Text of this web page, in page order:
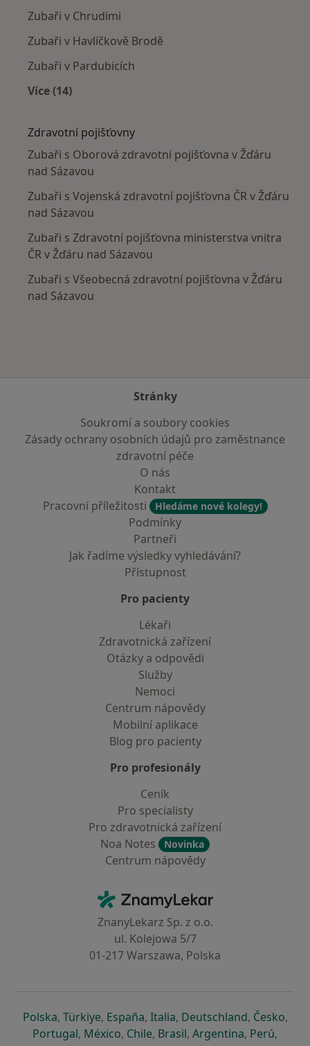
Zubaři v Chrudimi
Zubaři v Havlíčkově Brodě
Zubaři v Pardubicích
Více (14)
Zdravotní pojišťovny
Zubaři s Oborová zdravotní pojišťovna v Žďáru
nad Sázavou
Zubaři s Vojenská zdravotní pojišťovna ČR v Žďáru
nad Sázavou
Zubaři s Zdravotní pojišťovna ministerstva vnitra
ČR v Žďáru nad Sázavou
Zubaři s Všeobecná zdravotní pojišťovna v Žďáru
nad Sázavou
Stránky
Soukromí a soubory cookies
Zásady ochrany osobních údajů pro zaměstnance
zdravotní péče
O nás
Kontakt
Pracovní příležitosti
Hledáme nové kolegy!
Podmínky
Partneři
Jak řadíme výsledky vyhledávání?
Přístupnost
Pro pacienty
Lékaři
Zdravotnická zařízení
Otázky a odpovědi
Služby
Nemoci
Centrum nápovědy
Mobilní aplikace
Blog pro pacienty
Pro profesionály
Ceník
Pro specialisty
Pro zdravotnická zařízení
Noa Notes
Novinka
Centrum nápovědy
ZnamyLekar - Hlavní stránka
ZnanyLekarz Sp. z o.o.
ul. Kolejowa 5/7
01-217 Warszawa, Polska
Polskase otevře v nové záložce
, Türkiyese otevře v nové záložce
, Españase otevře v nové záložce
, Italiase otevře v nové záložce
, Deutschlandse otevře v
, Českose
,
Portugalse otevře v nové záložce
, Méxicose otevře v nové záložce
, Chilese otevře v nové záložce
, Brasilse otevře v nové
, Argentinase otevře v
, Perúse
,